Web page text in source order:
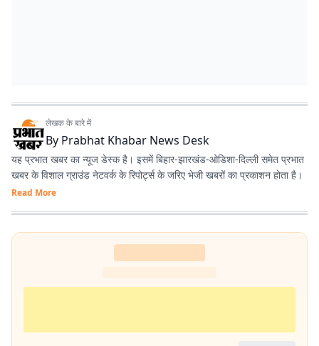
लेखक के बारे में
By Prabhat Khabar News Desk
यह प्रभात खबर का न्यूज डेस्क है। इसमें बिहार-झारखंड-ओडिशा-दिल्‍ली समेत प्रभात
खबर के विशाल ग्राउंड नेटवर्क के रिपोर्ट्स के जरिए भेजी खबरों का प्रकाशन होता है।
Read More